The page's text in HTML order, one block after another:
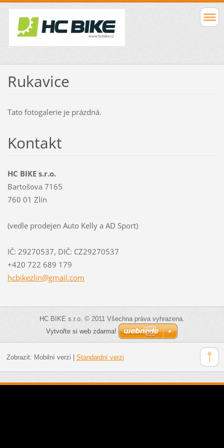
Rukavice
Tato fotogalerie je prázdná.
Kontakt
HC BIKE s.r.o.
Bartošova 7165
760 01 Zlín
(vedle prodejen Auto Kelly a AD Sport)
IČ: 29270537, DIČ: CZ29270537
+420 722 689 179
hcbikezlin@gmail.com
HC BIKE s.r.o. © 2011 Všechna práva vyhrazena.
Vytvořte si web zdarma!
Zobrazit: Mobilní verzi Standardní verzi